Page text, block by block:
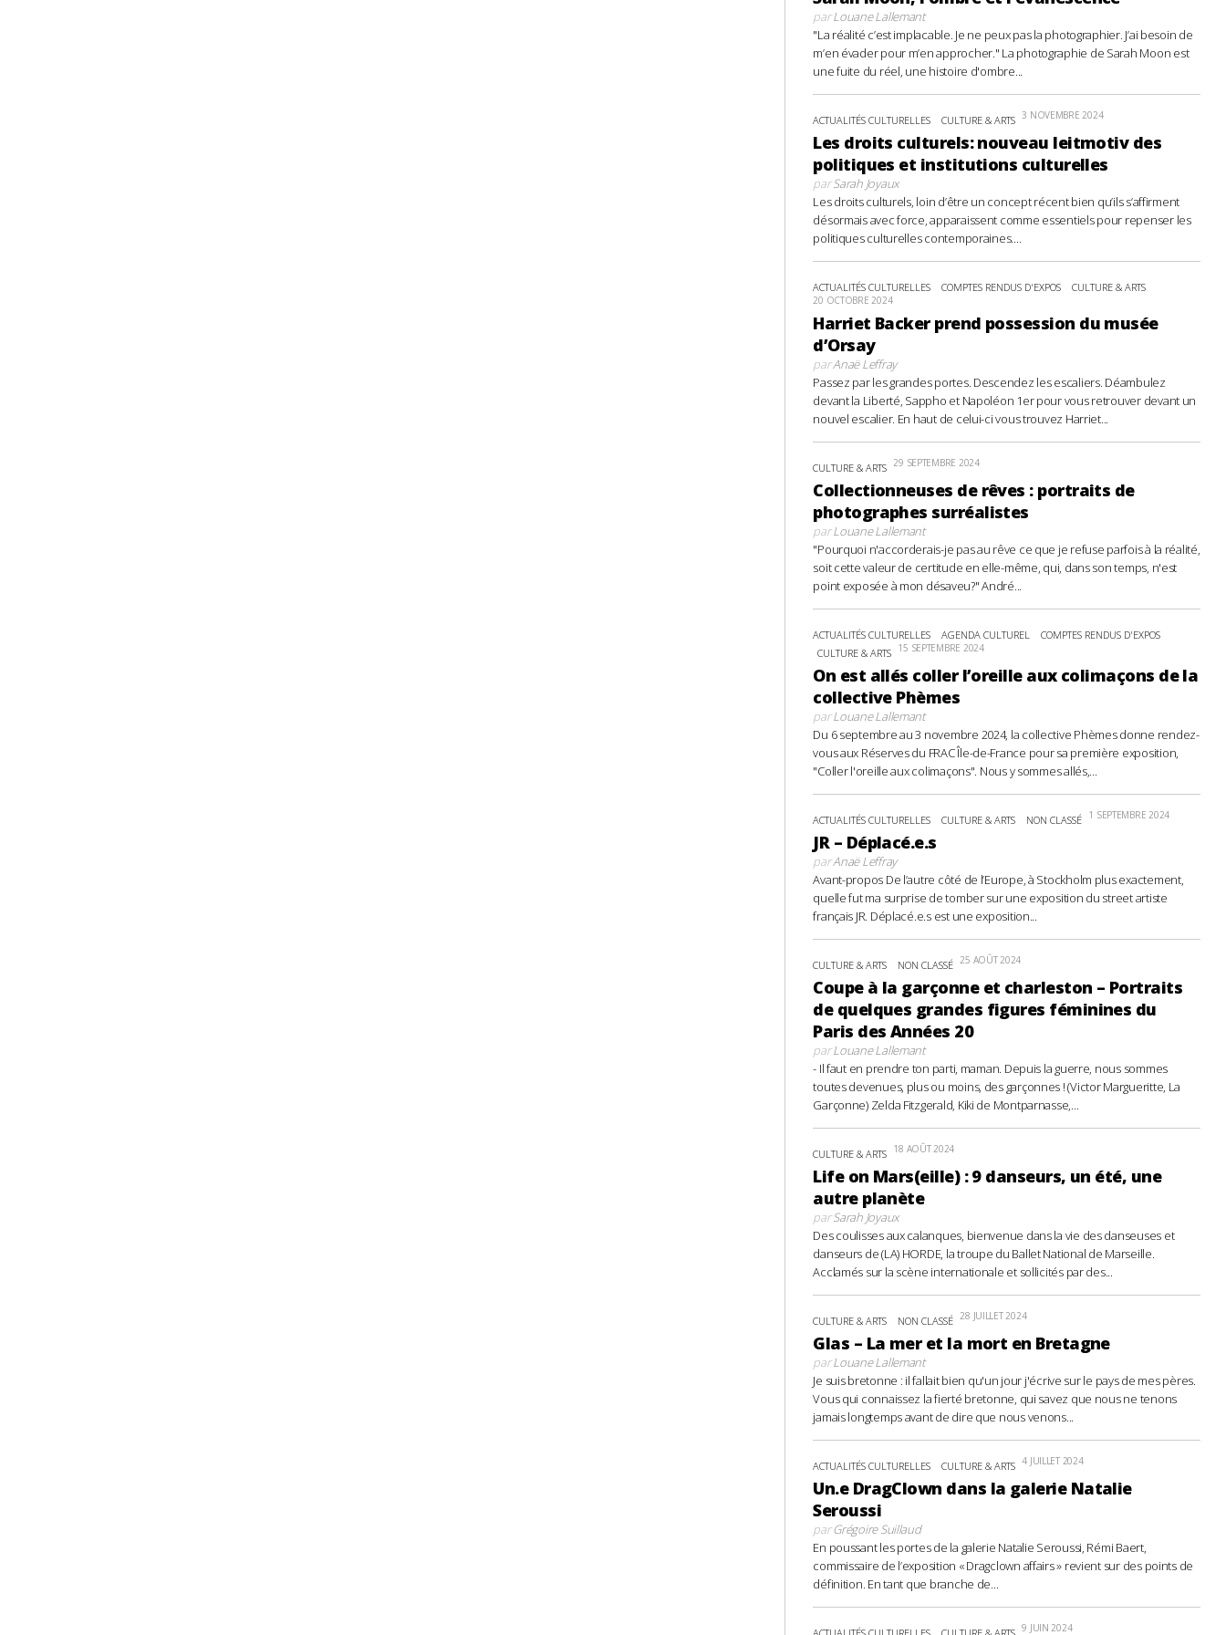
parLouane Lallemant
"La réalité c’est implacable. Je ne peux pas la photographier. J’ai besoin de
m’en évader pour m’en approcher." La photographie de Sarah Moon est
une fuite du réel, une histoire d'ombre...
ACTUALITÉS CULTURELLES CULTURE & ARTS 3 NOVEMBRE 2024
Les droits culturels: nouveau leitmotiv des
politiques et institutions culturelles
parSarah Joyaux
Les droits culturels, loin d’être un concept récent bien qu’ils s’affirment
désormais avec force, apparaissent comme essentiels pour repenser les
politiques culturelles contemporaines....
ACTUALITÉS CULTURELLES COMPTES RENDUS D'EXPOS CULTURE & ARTS
20 OCTOBRE 2024
Harriet Backer prend possession du musée
d’Orsay
parAnaë Leffray
Passez par les grandes portes. Descendez les escaliers. Déambulez
devant la Liberté, Sappho et Napoléon 1er pour vous retrouver devant un
nouvel escalier. En haut de celui-ci vous trouvez Harriet...
CULTURE & ARTS 29 SEPTEMBRE 2024
Collectionneuses de rêves : portraits de
photographes surréalistes
parLouane Lallemant
"Pourquoi n'accorderais-je pas au rêve ce que je refuse parfois à la réalité,
soit cette valeur de certitude en elle-même, qui, dans son temps, n'est
point exposée à mon désaveu?" André...
ACTUALITÉS CULTURELLES AGENDA CULTUREL
COMPTES RENDUS D'EXPOS
CULTURE & ARTS 15 SEPTEMBRE 2024
On est allés coller l’oreille aux colimaçons de la
collective Phèmes
parLouane Lallemant
Du 6 septembre au 3 novembre 2024, la collective Phèmes donne rendez-
vous aux Réserves du FRAC Île-de-France pour sa première exposition,
"Coller l'oreille aux colimaçons". Nous y sommes allés,...
ACTUALITÉS CULTURELLES CULTURE & ARTS NON CLASSÉ 1 SEPTEMBRE 2024
JR – Déplacé.e.s
parAnaë Leffray
Avant-propos De l’autre côté de l’Europe, à Stockholm plus exactement,
quelle fut ma surprise de tomber sur une exposition du street artiste
français JR. Déplacé.e.s est une exposition...
CULTURE & ARTS NON CLASSÉ 25 AOÛT 2024
Coupe à la garçonne et charleston – Portraits
de quelques grandes figures féminines du
Paris des Années 20
parLouane Lallemant
- Il faut en prendre ton parti, maman. Depuis la guerre, nous sommes
toutes devenues, plus ou moins, des garçonnes ! (Victor Margueritte, La
Garçonne) Zelda Fitzgerald, Kiki de Montparnasse,...
CULTURE & ARTS 18 AOÛT 2024
Life on Mars(eille) : 9 danseurs, un été, une
autre planète
parSarah Joyaux
Des coulisses aux calanques, bienvenue dans la vie des danseuses et
danseurs de (LA) HORDE, la troupe du Ballet National de Marseille.
Acclamés sur la scène internationale et sollicités par des...
CULTURE & ARTS NON CLASSÉ 28 JUILLET 2024
Glas – La mer et la mort en Bretagne
parLouane Lallemant
Je suis bretonne : il fallait bien qu'un jour j'écrive sur le pays de mes pères.
Vous qui connaissez la fierté bretonne, qui savez que nous ne tenons
jamais longtemps avant de dire que nous venons...
ACTUALITÉS CULTURELLES CULTURE & ARTS 4 JUILLET 2024
Un.e DragClown dans la galerie Natalie
Seroussi
parGrégoire Suillaud
En poussant les portes de la galerie Natalie Seroussi, Rémi Baert,
commissaire de l’exposition « Dragclown affairs » revient sur des points de
définition. En tant que branche de...
9 JUIN 2024